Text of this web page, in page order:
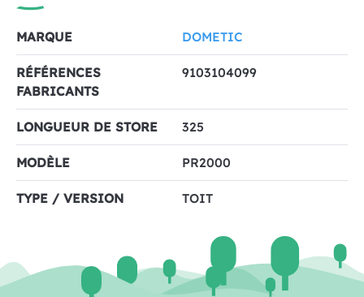
MARQUE DOMETIC
RÉFÉRENCES
FABRICANTS
9103104099
LONGUEUR DE STORE 325
MODÈLE PR2000
TYPE / VERSION TOIT